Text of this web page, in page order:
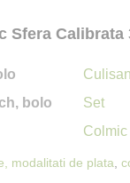
Sfera Calibrata
bolo
Set
Colmic
modalitati de plata